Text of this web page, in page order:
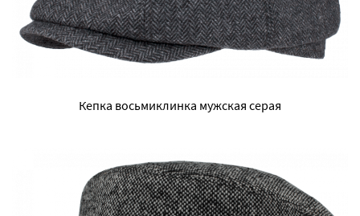
Кепка восьмиклинка мужская серая